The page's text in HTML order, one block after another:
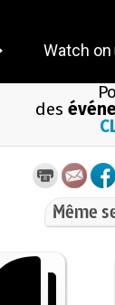
des
Même